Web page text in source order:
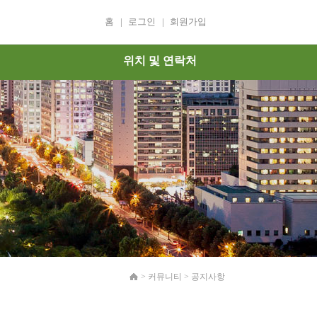
홈 | 로그인 | 회원가입
위치 및 연락처
> 커뮤니티 > 공지사항